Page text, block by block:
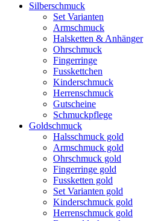
Silberschmuck
Set Varianten
Armschmuck
Halsketten & Anhänger
Ohrschmuck
Fingerringe
Fusskettchen
Kinderschmuck
Herrenschmuck
Gutscheine
Schmuckpflege
Goldschmuck
Halsschmuck gold
Armschmuck gold
Ohrschmuck gold
Fingerringe gold
Fussketten gold
Set Varianten gold
Kinderschmuck gold
Herrenschmuck gold